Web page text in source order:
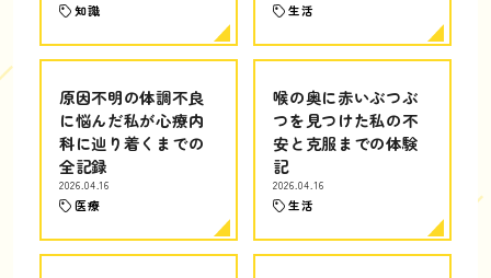
知識 生活
原因不明の体調不良
に悩んだ私が心療内
科に辿り着くまでの
全記録
2026.04.16
医療
喉の奥に赤いぶつぶ
つを見つけた私の不
安と克服までの体験
記
2026.04.16
生活